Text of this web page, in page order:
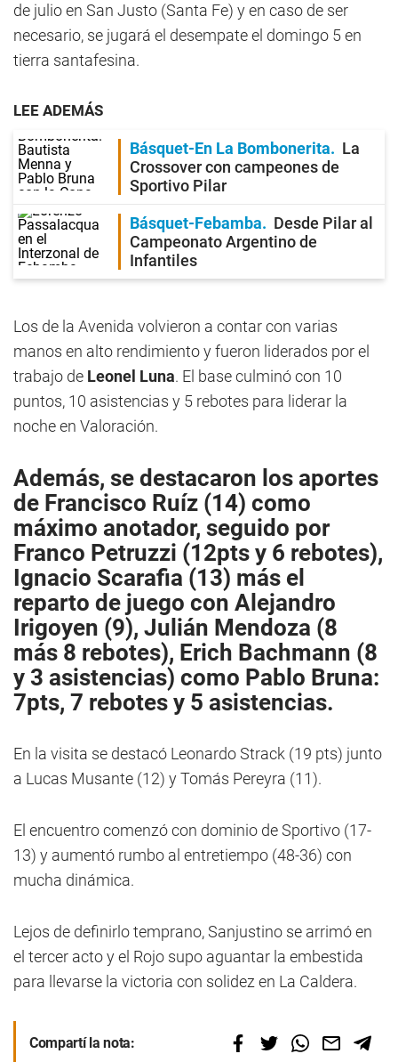
de julio en San Justo (Santa Fe) y en caso de ser
necesario, se jugará el desempate el domingo 5 en
tierra santafesina.
LEE ADEMÁS
Básquet-En La Bombonerita
La
Crossover con campeones de
Sportivo Pilar
Básquet-Febamba
Desde Pilar al
Campeonato Argentino de
Infantiles
Los de la Avenida volvieron a contar con varias
manos en alto rendimiento y fueron liderados por el
trabajo de Leonel Luna. El base culminó con 10
puntos, 10 asistencias y 5 rebotes para liderar la
noche en Valoración.
Además, se destacaron los aportes
de Francisco Ruíz (14) como
máximo anotador, seguido por
Franco Petruzzi (12pts y 6 rebotes),
Ignacio Scarafia (13) más el
reparto de juego con Alejandro
Irigoyen (9), Julián Mendoza (8
más 8 rebotes), Erich Bachmann (8
y 3 asistencias) como Pablo Bruna:
7pts, 7 rebotes y 5 asistencias.
En la visita se destacó Leonardo Strack (19 pts) junto
a Lucas Musante (12) y Tomás Pereyra (11).
El encuentro comenzó con dominio de Sportivo (17-
13) y aumentó rumbo al entretiempo (48-36) con
mucha dinámica.
Lejos de definirlo temprano, Sanjustino se arrimó en
el tercer acto y el Rojo supo aguantar la embestida
para llevarse la victoria con solidez en La Caldera.
Compartí la nota: